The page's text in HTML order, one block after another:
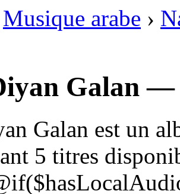
Musique arabe ›
Galan
Galan est un
5 titres